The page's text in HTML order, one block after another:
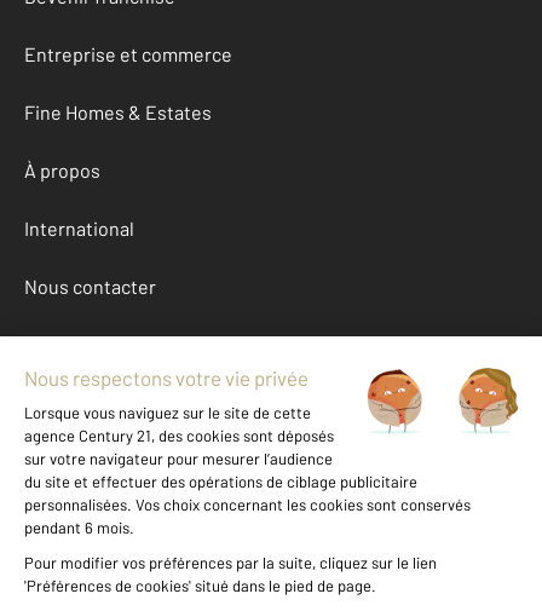
Entreprise et commerce
Fine Homes & Estates
À propos
International
Nous contacter
Mentions légales & CGU et Barèmes d'honoraires
Données personnelles
Gestionnaire des cookies
Achat maison autour de ARC SOUS MONTENOT (25270)